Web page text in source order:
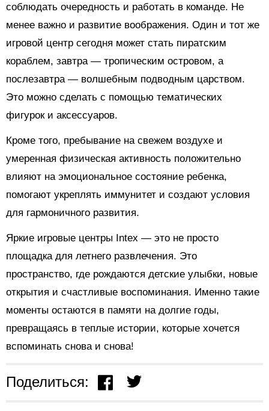
соблюдать очередность и работать в команде. Не
менее важно и развитие воображения. Один и тот же
игровой центр сегодня может стать пиратским
кораблем, завтра — тропическим островом, а
послезавтра — волшебным подводным царством.
Это можно сделать с помощью тематических
фигурок и аксессуаров.
Кроме того, пребывание на свежем воздухе и
умеренная физическая активность положительно
влияют на эмоциональное состояние ребенка,
помогают укреплять иммунитет и создают условия
для гармоничного развития.
Яркие игровые центры Intex — это не просто
площадка для летнего развлечения. Это
пространство, где рождаются детские улыбки, новые
открытия и счастливые воспоминания. Именно такие
моменты остаются в памяти на долгие годы,
превращаясь в теплые истории, которые хочется
вспоминать снова и снова!
Поделиться: